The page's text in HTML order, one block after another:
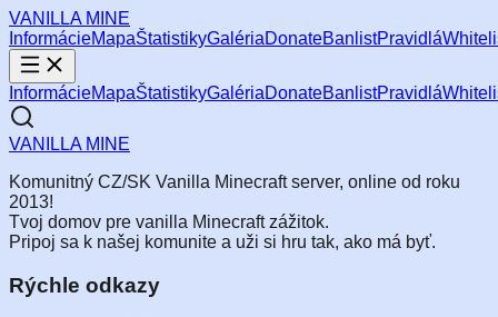
VANILLA MINE
InformácieMapaŠtatistikyGalériaDonateBanlistPravidlá
InformácieMapaŠtatistikyGalériaDonateBanlistPravidlá
VANILLA MINE
Komunitný CZ/SK Vanilla Minecraft server, online od roku
2013!
Tvoj domov pre vanilla Minecraft zážitok.
Pripoj sa k našej komunite a uži si hru tak, ako má byť.
Rýchle odkazy